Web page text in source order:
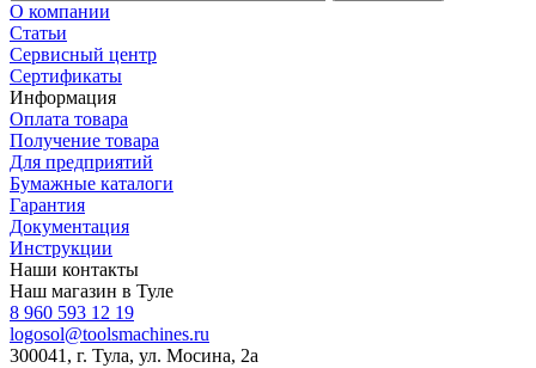
О компании
Статьи
Сервисный центр
Сертификаты
Информация
Оплата товара
Получение товара
Для предприятий
Бумажные каталоги
Гарантия
Документация
Инструкции
Наши контакты
Наш магазин в Туле
8 960 593 12 19
logosol@toolsmachines.ru
300041, г. Тула, ул. Мосина, 2а